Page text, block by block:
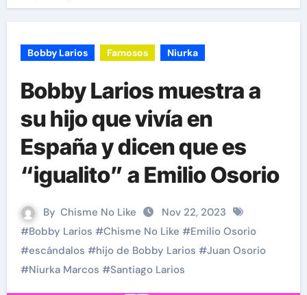
Bobby Larios Famosos Niurka
Bobby Larios muestra a
su hijo que vivía en
España y dicen que es
“igualito” a Emilio Osorio
By Chisme No Like
Nov 22, 2023
#Bobby Larios #Chisme No Like #Emilio Osorio
#escándalos #hijo de Bobby Larios #Juan Osorio
#Niurka Marcos #Santiago Larios